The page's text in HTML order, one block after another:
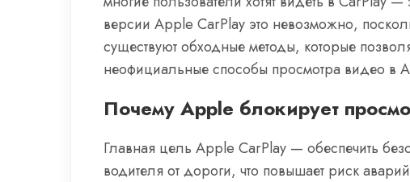
версии Apple CarPlay это невозможно,
существуют обходные методы, которые
неофициальные способы просмотра видео в
Почему Apple блокирует
Главная цель Apple CarPlay — обеспечить
водителя от дороги, что повышает риск